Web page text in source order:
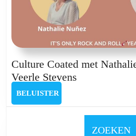
Culture Coated met
Veerle Stevens
Nathalie
Nuñez
BELUISTER
ZOEKEN